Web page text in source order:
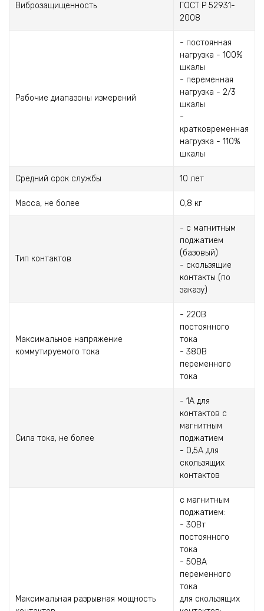
Виброзащищенность
ГОСТ Р 52931-
2008
Рабочие диапазоны измерений
- постоянная
нагрузка - 100%
шкалы
- переменная
нагрузка - 2/3
шкалы
-
кратковременная
нагрузка - 110%
шкалы
Средний срок службы 10 лет
Масса, не более 0,8 кг
Тип контактов
- с магнитным
поджатием
(базовый)
- скользящие
контакты (по
заказу)
Максимальное напряжение
коммутируемого тока
- 220В
постоянного
тока
- 380В
переменного
тока
Сила тока, не более
- 1А для
контактов с
магнитным
поджатием
- 0,5А для
скользящих
контактов
Максимальная разрывная мощность
с магнитным
поджатием:
- 30Вт
постоянного
тока
- 50ВА
переменного
тока
для скользящих